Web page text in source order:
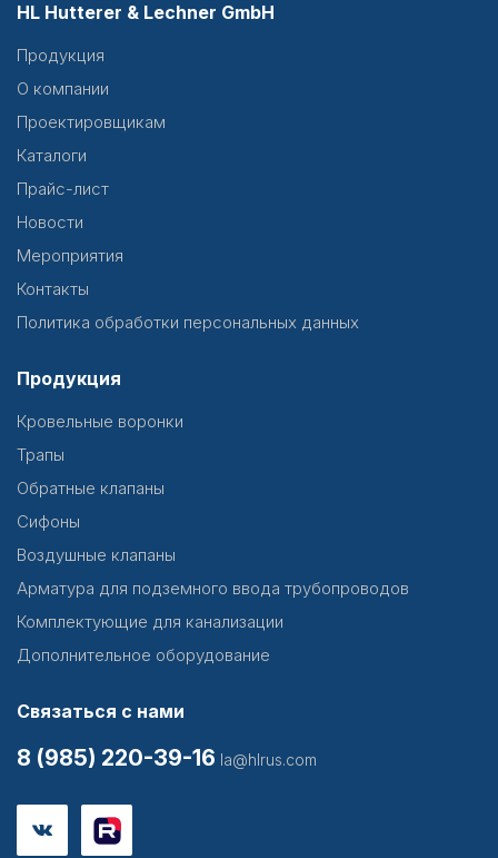
HL Hutterer & Lechner GmbH
Продукция
О компании
Проектировщикам
Каталоги
Прайс-лист
Новости
Мероприятия
Контакты
Политика обработки персональных данных
Продукция
Кровельные воронки
Трапы
Обратные клапаны
Сифоны
Воздушные клапаны
Арматура для подземного ввода трубопроводов
Комплектующие для канализации
Дополнительное оборудование
Связаться с нами
8 (985) 220-39-16 la@hlrus.com